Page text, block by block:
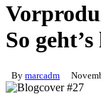
So
By marcadm